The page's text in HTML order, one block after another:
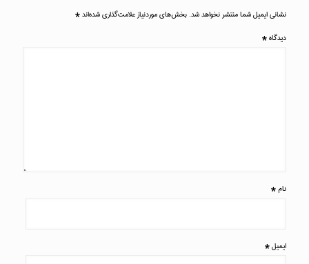
نشانی ایمیل شما منتشر نخواهد شد. بخش‌های موردنیاز علامت‌گذاری شده‌اند*
دیدگاه*
نام*
ایمیل*